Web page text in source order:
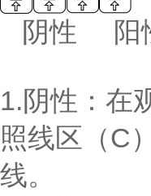
阴性 阳
1.阴性：在
照线区（C
线。